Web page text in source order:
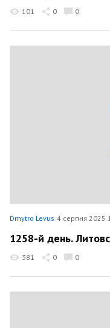
101 0 0
Dmytro Levus 4 серпня 2025
1258-й день.
381 0 0